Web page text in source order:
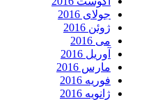
جولای 2016
ژوئن 2016
می 2016
آوریل 2016
مارس 2016
فوریه 2016
ژانویه 2016